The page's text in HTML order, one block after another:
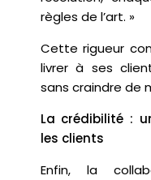
règles de l’art. »
Cette rigueur
livrer à ses
sans craindre de
La crédibilité :
les clients
Enfin, la